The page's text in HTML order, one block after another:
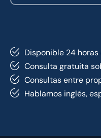
Disponible 24 horas
Consulta gratuita
Consultas entre
Hablamos inglés,